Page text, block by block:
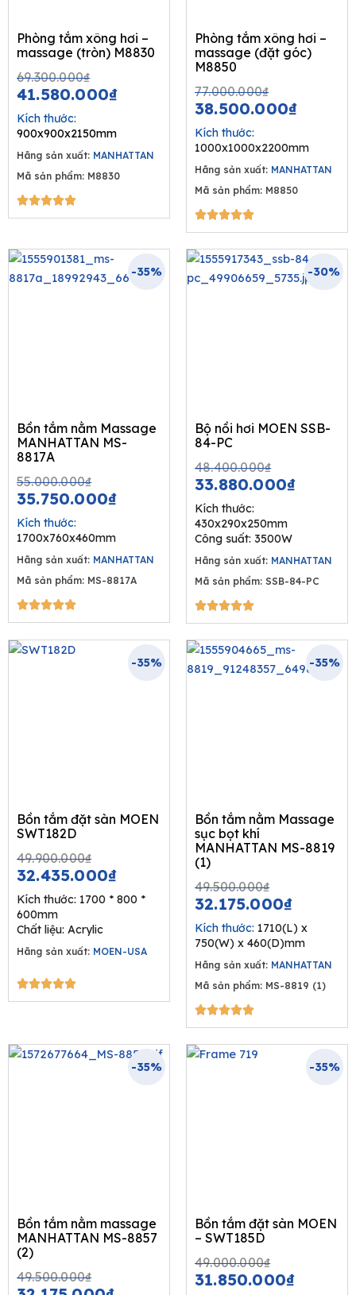
Phòng tắm xông hơi –
massage (tròn) M8830
69.300.000₫Original
price
69.300.000₫.
41.580.000₫price
41.580.000₫.
Kích thước:
900x900x2150mm
Hãng sản xuất: MANHATTAN
Mã sản phẩm: M8830
5/5
Phòng tắm xông hơi –
massage (đặt góc)
M8850
77.000.000₫Original
price
38.500.000₫price
Kích thước:
1000x1000x2200mm
Hãng sản xuất: MANHATTAN
Mã sản phẩm: M8850
5/5
-35%
Bồn tắm nằm Massage
MANHATTAN MS-
8817A
55.000.000₫Original
price
55.000.000₫.
35.750.000₫price
35.750.000₫.
Kích thước:
1700x760x460mm
Hãng sản xuất: MANHATTAN
Mã sản phẩm: MS-8817A
5/5
-30%
Bộ nồi hơi MOEN SSB-
84-PC
48.400.000₫Original
price
33.880.000₫price
Kích thước:
430x290x250mm
Công suất: 3500W
Hãng sản xuất: MANHATTAN
Mã sản phẩm: SSB-84-PC
5/5
-35%
Bồn tắm đặt sàn MOEN
SWT182D
49.900.000₫Original
price
was:
49.900.000₫.
32.435.000₫price
is:
32.435.000₫.
Kích thước: 1700 * 800 *
600mm
Chất liệu: Acrylic
Hãng sản xuất: MOEN-USA
5/5
-35%
Bồn tắm nằm Massage
sục bọt khí
MANHATTAN MS-8819
(1)
49.500.000₫Original
price
was:
32.175.000₫price
is:
Kích thước: 1710(L) x
750(W) x 460(D)mm
Hãng sản xuất: MANHATTAN
Mã sản phẩm: MS-8819 (1)
5/5
-35%
Bồn tắm nằm massage
MANHATTAN MS-8857
(2)
49.500.000₫Original
-35%
Bồn tắm đặt sàn MOEN
– SWT185D
49.000.000₫Original
price
31.850.000₫price